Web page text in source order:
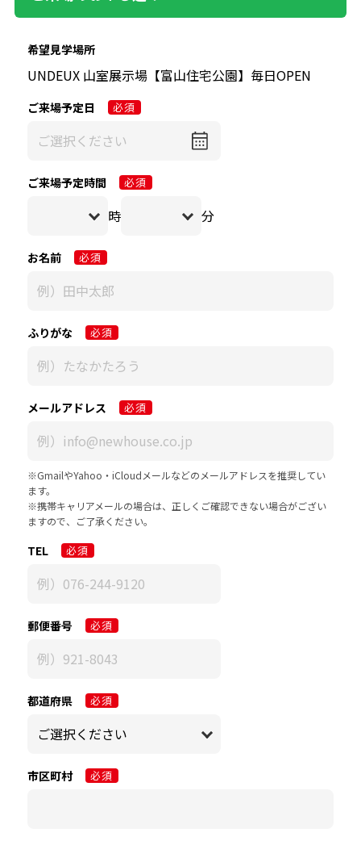
希望見学場所
ご来場予定日 必須
ご来場予定時間 必須
時 分
お名前 必須
ふりがな 必須
メールアドレス 必須
※GmailやYahoo・iCloudメールなどのメールアドレスを推奨してい
ます。
※携帯キャリアメールの場合は、正しくご確認できない場合がござい
ますので、ご了承ください。
TEL 必須
郵便番号 必須
都道府県 必須
市区町村 必須